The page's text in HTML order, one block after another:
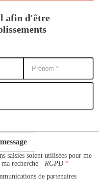
afin d'être
saisies soient utilisées pour me
ma recherche -RGPD
de partenaires